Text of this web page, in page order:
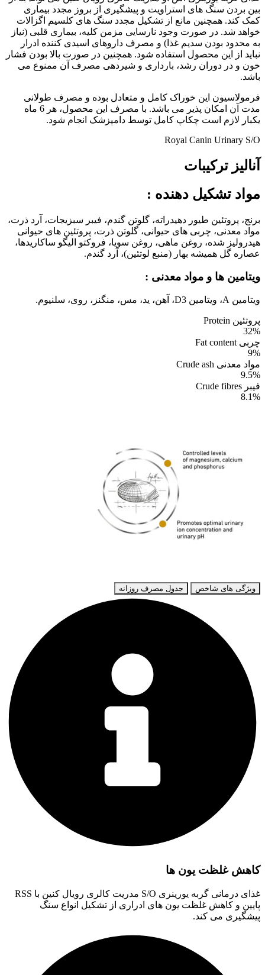
بین بردن سنگ های استراویت و پیشگیری از بروز مجدد بیماری
کمک کند. همچنین مانع از تشکیل مجدد سنگ های کلسیم اگزالات
خواهد شد. در صورت وجود نارسایی مزمن کلیه، بیماری قلبی (نیاز
به محدود بودن سدیم غذا) و مصرف داروهای اسیدی کننده ادرار
نباید از این محصول استفاده شود. همچنین در صورت بالا بودن فشار
خون و در دوران رشد، بارداری و شیردهی مصرف آن ممنوع می
باشد.
فرمولاسیون این خوراک کامل و متعادل بوده و مصرف طولانی
مدت آن امکان پذیر می باشد. با مصرف این محصول، هر 6 ماه
یکبار لازم است چکاپ کامل توسط دامپزشک انجام شود.
Royal Canin Urinary S/O
آنالیز ترکیبات
مواد تشکیل دهنده :
برنج، پروتئین طیور دهیدراته، گلوتن گندم، فیبر سبزیجات، آرد ذرت،
مواد معدنی، چربی های حیوانی، گلوتن ذرت، پروتئین های حیوانی
هیدرولیز شده، روغن ماهی، روغن سویا، فروکتو الیگو ساکاریدها،
عصاره گل همیشه بهار (منبع لوتئین)، آرد گندم.
ویتامین ها و مواد معدنی :
ویتامین A، ویتامین D3، آهن، ید، مس، منگنز، روی، سلنیوم.
پروتئین Protein
32%
چربی Fat content
9%
مواد معدنی Crude ash
9.5%
فیبر Crude fibres
8.1%
ویژگی های شاخص جدول مصرف روزانه
کاهش غلظت یون ها
غذای درمانی گربه یورینری S/O مدریت کالری رویال کنین با RSS
پایین و کاهش غلظت یون های ادراری از تشکیل انواع سنگ
پیشگیری می کند.